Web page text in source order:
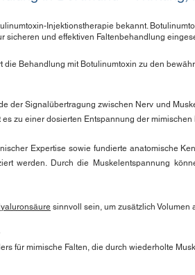
Injektionstherapie bekannt.
und effektiven Faltenbehandlung
die Behandlung mit Botulinumtoxin zu den
der Signalübertragung zwischen Nerv und
zu einer dosierten Entspannung der
Expertise sowie fundierte anatomische
werden. Durch die Muskelentspannung
sinnvoll sein, um zusätzlich
für mimische Falten, die durch wiederholte